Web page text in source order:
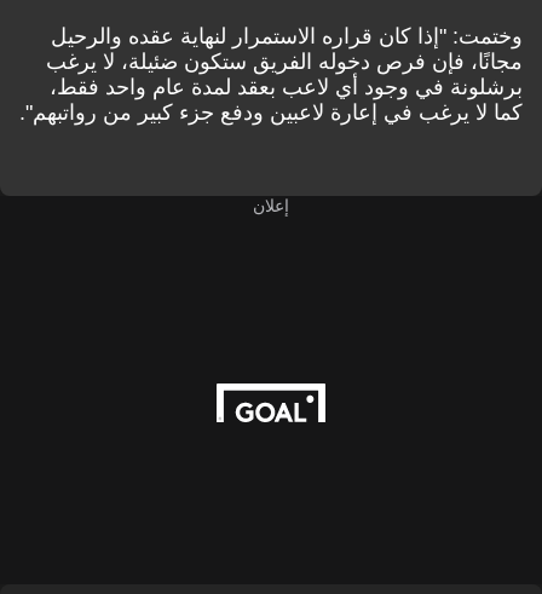
وختمت: "إذا كان قراره الاستمرار لنهاية عقده والرحيل
مجانًا، فإن فرص دخوله الفريق ستكون ضئيلة، لا يرغب
برشلونة في وجود أي لاعب بعقد لمدة عام واحد فقط،
كما لا يرغب في إعارة لاعبين ودفع جزء كبير من رواتبهم".
إعلان